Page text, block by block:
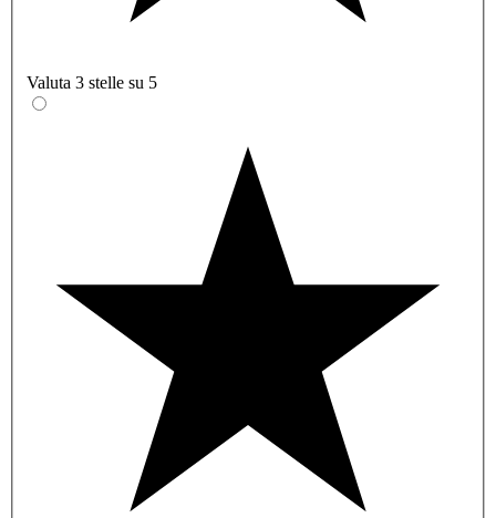
Valuta 3 stelle su 5